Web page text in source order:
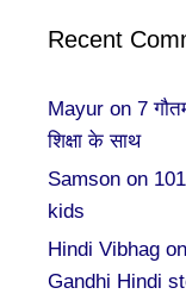
Recent
Mayur on 7
शिक्षा के साथ
Samson on
kids
Hindi Vibhag
Gandhi Hindi